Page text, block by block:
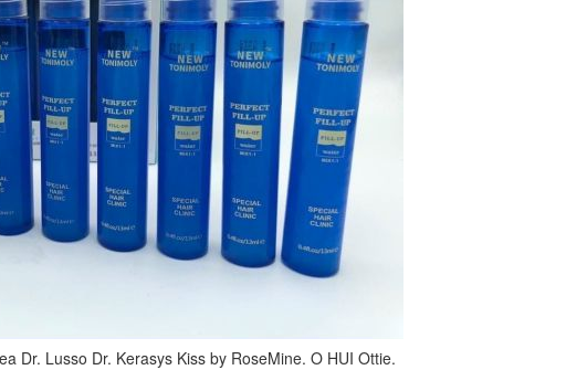
Dr. Lusso Dr. Kerasys Kiss by RoseMine. O HUI Ottie.